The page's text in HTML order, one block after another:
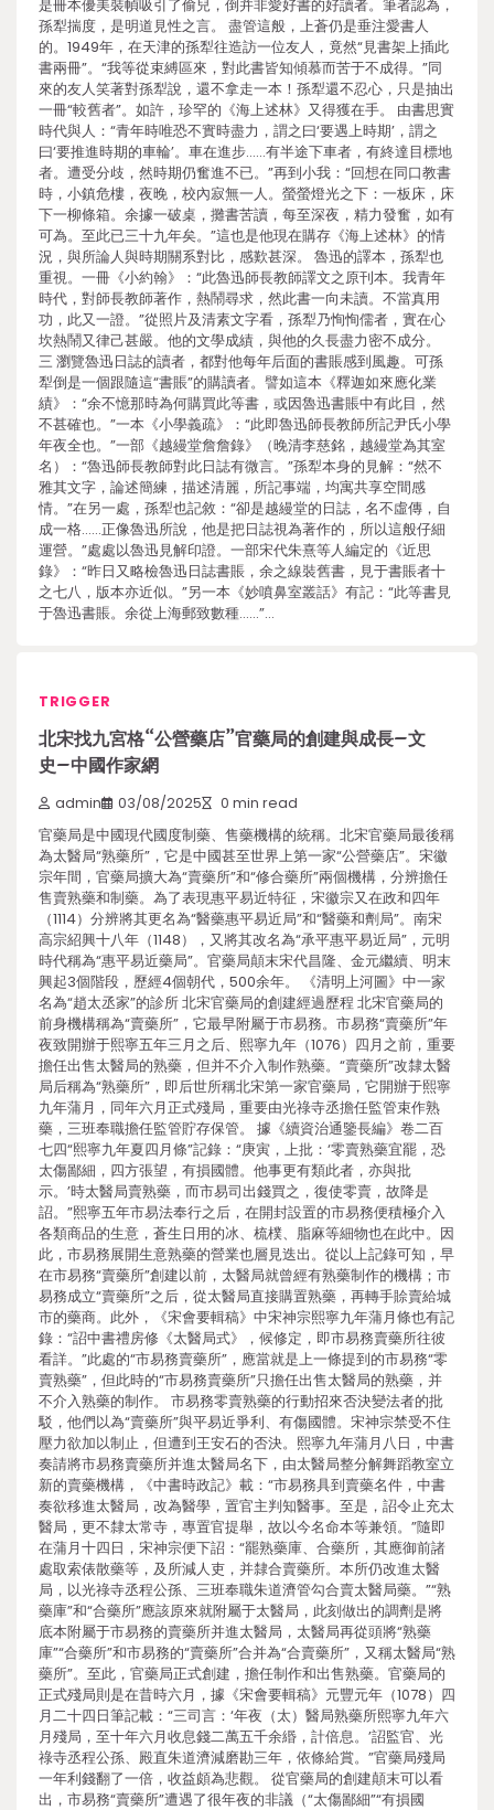
是冊本優美裝幀吸引了偷兒，倒并非愛好書的好讀者。筆者認為，
孫犁揣度，是明道見性之言。 盡管這般，上蒼仍是垂注愛書人
的。1949年，在天津的孫犁往造訪一位友人，竟然“見書架上插此
書兩冊”。“我等從束縛區來，對此書皆知傾慕而苦于不成得。”同
來的友人笑著對孫犁說，還不拿走一本！孫犁還不忍心，只是抽出
一冊“較舊者”。如許，珍罕的《海上述林》又得獲在手。 由書思實
時代與人：“青年時唯恐不實時盡力，謂之曰‘要遇上時期’，謂之
曰‘要推進時期的車輪’。車在進步……有半途下車者，有終達目標地
者。遭受分歧，然時期仍奮進不已。”再到小我：“回想在同口教書
時，小鎮危樓，夜晚，校內寂無一人。螢螢燈光之下：一板床，床
下一柳條箱。余據一破桌，攤書苦讀，每至深夜，精力發奮，如有
可為。至此已三十九年矣。”這也是他現在購存《海上述林》的情
況，與所論人與時期關系對比，感歎甚深。 魯迅的譯本，孫犁也
重視。一冊《小約翰》：“此魯迅師長教師譯文之原刊本。我青年
時代，對師長教師著作，熱鬧尋求，然此書一向未讀。不當真用
功，此又一證。”從照片及清素文字看，孫犁乃恂恂儒者，實在心
坎熱鬧又律己甚嚴。他的文學成績，與他的久長盡力密不成分。
三 瀏覽魯迅日誌的讀者，都對他每年后面的書賬感到風趣。可孫
犁倒是一個跟隨這“書賬”的購讀者。譬如這本《釋迦如來應化業
績》：“余不憶那時為何購買此等書，或因魯迅書賬中有此目，然
不甚確也。”一本《小學義疏》：“此即魯迅師長教師所記尹氏小學
年夜全也。”一部《越縵堂詹詹錄》（晚清李慈銘，越縵堂為其室
名）：“魯迅師長教師對此日誌有微言。”孫犁本身的見解：“然不
雅其文字，論述簡練，描述清麗，所記事端，均寓共享空間感
情。”在另一處，孫犁也記敘：“卻是越縵堂的日誌，名不虛傳，自
成一格……正像魯迅所說，他是把日誌視為著作的，所以這般仔細
運營。”處處以魯迅見解印證。一部宋代朱熹等人編定的《近思
錄》：“昨日又略檢魯迅日誌書賬，余之線裝舊書，見于書賬者十
之七八，版本亦近似。”另一本《妙噴鼻室叢話》有記：“此等書見
于魯迅書賬。余從上海郵致數種……”…
TRIGGER
北宋找九宮格“公營藥店”官藥局的創建與成長–文
史–中國作家網
admin 03/08/2025 0 min read
官藥局是中國現代國度制藥、售藥機構的統稱。北宋官藥局最後稱
為太醫局“熟藥所”，它是中國甚至世界上第一家“公營藥店”。宋徽
宗年間，官藥局擴大為“賣藥所”和“修合藥所”兩個機構，分辨擔任
售賣熟藥和制藥。為了表現惠平易近特征，宋徽宗又在政和四年
（1114）分辨將其更名為“醫藥惠平易近局”和“醫藥和劑局”。南宋
高宗紹興十八年（1148），又將其改名為“承平惠平易近局”，元明
時代稱為“惠平易近藥局”。官藥局顛末宋代昌隆、金元繼續、明末
興起3個階段，歷經4個朝代，500余年。 《清明上河圖》中一家
名為“趙太丞家”的診所 北宋官藥局的創建經過歷程 北宋官藥局的
前身機構稱為“賣藥所”，它最早附屬于市易務。市易務“賣藥所”年
夜致開辦于熙寧五年三月之后、熙寧九年（1076）四月之前，重要
擔任出售太醫局的熟藥，但并不介入制作熟藥。“賣藥所”改隸太醫
局后稱為“熟藥所”，即后世所稱北宋第一家官藥局，它開辦于熙寧
九年蒲月，同年六月正式殘局，重要由光祿寺丞擔任監管束作熟
藥，三班奉職擔任監管貯存保管。 據《續資治通鑒長編》卷二百
七四“熙寧九年夏四月條”記錄：“庚寅，上批：‘零賣熟藥宜罷，恐
太傷鄙細，四方張望，有損國體。他事更有類此者，亦與批
示。’時太醫局賣熟藥，而市易司出錢買之，復使零賣，故降是
詔。”熙寧五年市易法奉行之后，在開封設置的市易務便積極介入
各類商品的生意，蒼生日用的冰、梳樸、脂麻等細物也在此中。因
此，市易務展開生意熟藥的營業也層見迭出。從以上記錄可知，早
在市易務“賣藥所”創建以前，太醫局就曾經有熟藥制作的機構；市
易務成立“賣藥所”之后，從太醫局直接購置熟藥，再轉手賒賣給城
市的藥商。此外，《宋會要輯稿》中宋神宗熙寧九年蒲月條也有記
錄：“詔中書禮房修《太醫局式》，候修定，即市易務賣藥所往彼
看詳。”此處的“市易務賣藥所”，應當就是上一條提到的市易務“零
賣熟藥”，但此時的“市易務賣藥所”只擔任出售太醫局的熟藥，并
不介入熟藥的制作。 市易務零賣熟藥的行動招來否決變法者的批
駁，他們以為“賣藥所”與平易近爭利、有傷國體。宋神宗禁受不住
壓力欲加以制止，但遭到王安石的否決。熙寧九年蒲月八日，中書
奏請將市易務賣藥所并進太醫局名下，由太醫局整分解舞蹈教室立
新的賣藥機構，《中書時政記》載：“市易務具到賣藥名件，中書
奏欲移進太醫局，改為醫學，置官主判知醫事。至是，詔令止充太
醫局，更不隸太常寺，專置官提舉，故以今名命本等兼領。”隨即
在蒲月十四日，宋神宗便下詔：“罷熟藥庫、合藥所，其應御前諸
處取索俵散藥等，及所減人吏，并隸合賣藥所。本所仍改進太醫
局，以光祿寺丞程公孫、三班奉職朱道濟管勾合賣太醫局藥。”“熟
藥庫”和“合藥所”應該原來就附屬于太醫局，此刻做出的調劑是將
底本附屬于市易務的賣藥所并進太醫局，太醫局再從頭將“熟藥
庫”“合藥所”和市易務的“賣藥所”合并為“合賣藥所”，又稱太醫局“熟
藥所”。至此，官藥局正式創建，擔任制作和出售熟藥。官藥局的
正式殘局則是在昔時六月，據《宋會要輯稿》元豐元年（1078）四
月二十四日筆記載：“三司言：‘年夜（太）醫局熟藥所熙寧九年六
月殘局，至十年六月收息錢二萬五千余緡，計倍息。’詔監官、光
祿寺丞程公孫、殿直朱道濟減磨勘三年，依條給賞。”官藥局殘局
一年利錢翻了一倍，收益頗為悲觀。 從官藥局的創建顛末可以看
出，市易務“賣藥所”遭遇了很年夜的非議（“太傷鄙細”“有損國